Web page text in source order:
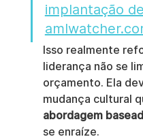
implantação
Isso realmente
liderança não se
orçamento. Ela
mudança cultural
abordagem
se enraíze.